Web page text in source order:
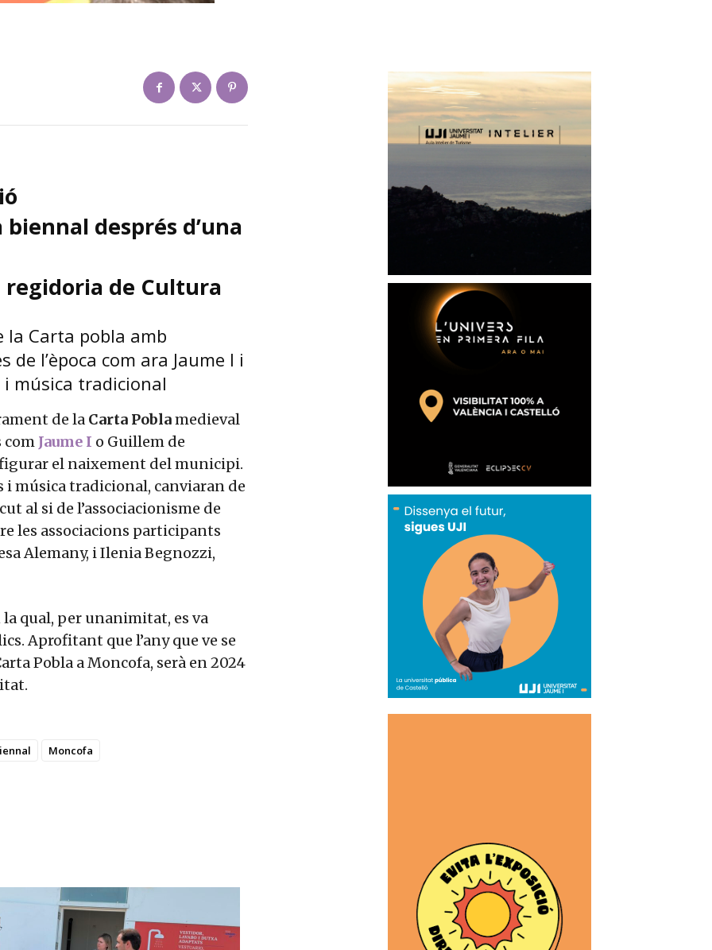
després d’una
regidoria de Cultura
la Carta pobla amb
l’època com ara Jaume I i
música tradicional
de la Carta Poblamedieval
com Jaume I o Guillem de
el naixement del municipi.
i música tradicional, canviaran de
al si de l’associacionisme de
les associacions participants
Alemany, i Ilenia Begnozzi,
qual, per unanimitat, es va
Aprofitant que l’any que ve se
Pobla a Moncofa, serà en 2024
Moncofa